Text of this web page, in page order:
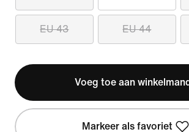
EU 43 EU 44
Voeg toe aan
Markeer als favoriet